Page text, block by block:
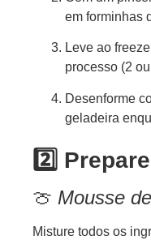
em forminhas
Leve ao
processo (2
Desenforme
geladeira
2️⃣
🍈 Mousse
Misture todos os